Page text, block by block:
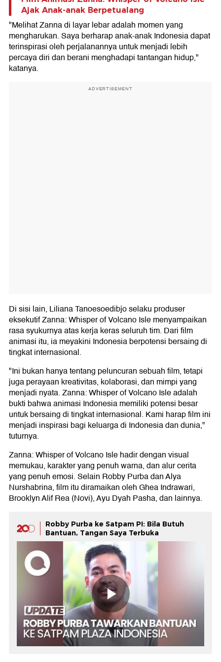
Ajak Anak-anak Berpetualang
"Melihat Zanna di layar lebar adalah momen yang
mengharukan. Saya berharap anak-anak Indonesia dapat
terinspirasi oleh perjalanannya untuk menjadi lebih
percaya diri dan berani menghadapi tantangan hidup,"
katanya.
ADVERTISEMENT
Di sisi lain, Liliana Tanoesoedibjo selaku produser
eksekutif Zanna: Whisper of Volcano Isle menyampaikan
rasa syukurnya atas kerja keras seluruh tim. Dari film
animasi itu, ia meyakini Indonesia berpotensi bersaing di
tingkat internasional.
"Ini bukan hanya tentang peluncuran sebuah film, tetapi
juga perayaan kreativitas, kolaborasi, dan mimpi yang
menjadi nyata. Zanna: Whisper of Volcano Isle adalah
bukti bahwa animasi Indonesia memiliki potensi besar
untuk bersaing di tingkat internasional. Kami harap film ini
menjadi inspirasi bagi keluarga di Indonesia dan dunia,"
tuturnya.
Zanna: Whisper of Volcano Isle hadir dengan visual
memukau, karakter yang penuh warna, dan alur cerita
yang penuh emosi. Selain Robby Purba dan Alya
Nurshabrina, film itu diramaikan oleh Ghea Indrawari,
Brooklyn Alif Rea (Novi), Ayu Dyah Pasha, dan lainnya.
Robby Purba ke Satpam PI: Bila Butuh
Bantuan, Tangan Saya Terbuka